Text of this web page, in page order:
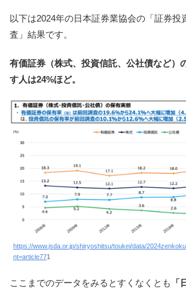
以下は2024年の日本証券業協会の「証券投
査」結果です。
有価証券（株式、投資信託、公社債など）
す人は24%ほど。
https://www.jsda.or.jp/shiryoshitsu/toukei/data/
nt=article771
ここまでのデータをみるとすくなくとも